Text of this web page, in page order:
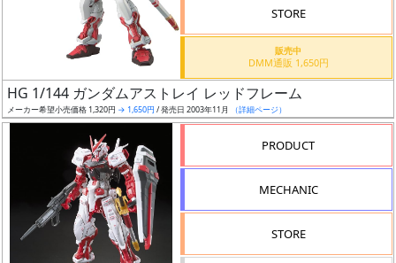
売
切
始
STORE
販売中
DMM通販 1,650円
HG 1/144 ガンダムアストレイ レッドフレーム
メーカー希望小売価格 1,320円 → 1,650円 / 発売日 2003年11月 （詳細ページ）
PRODUCT
MECHANIC
STORE